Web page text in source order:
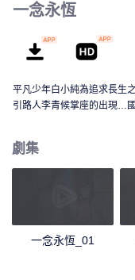
一念永恆
平凡少年白小純為追求長生
引路人李青候掌座的出現…
劇集
一念永恆_01